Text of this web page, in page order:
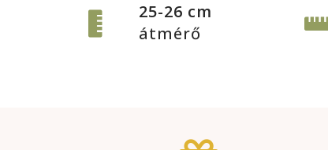
25-26 cm
átmérő